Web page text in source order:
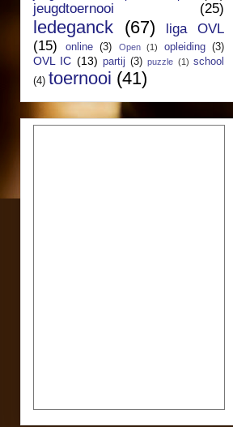
jeugdtoernooi (25)
ledeganck (67)
liga OVL
(15)
online (3) Open (1) opleiding (3)
OVL IC (13) partij (3) puzzle (1) school
(4) toernooi (41)